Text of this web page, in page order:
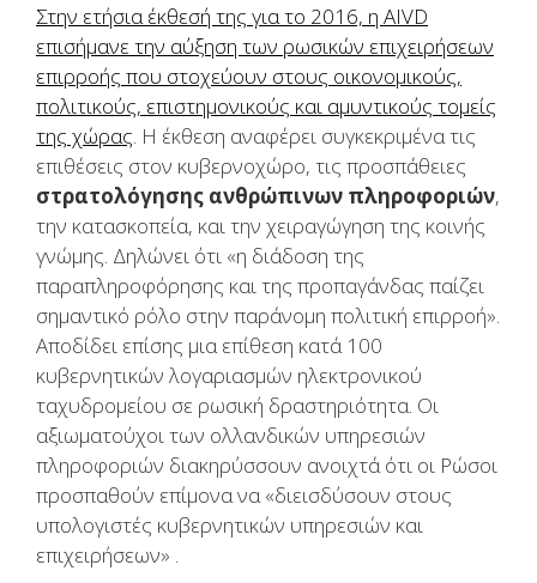
Στην ετήσια έκθεσή της για το 2016, η AIVD
επισήμανε την αύξηση των ρωσικών επιχειρήσεων
επιρροής που στοχεύουν στους οικονομικούς,
πολιτικούς, επιστημονικούς και αμυντικούς τομείς
της χώρας. Η έκθεση αναφέρει συγκεκριμένα τις
επιθέσεις στον κυβερνοχώρο, τις προσπάθειες
στρατολόγησης ανθρώπινων πληροφοριών,
την κατασκοπεία, και την χειραγώγηση της κοινής
γνώμης. Δηλώνει ότι «η διάδοση της
παραπληροφόρησης και της προπαγάνδας παίζει
σημαντικό ρόλο στην παράνομη πολιτική επιρροή».
Αποδίδει επίσης μια επίθεση κατά 100
κυβερνητικών λογαριασμών ηλεκτρονικού
ταχυδρομείου σε ρωσική δραστηριότητα. Οι
αξιωματούχοι των ολλανδικών υπηρεσιών
πληροφοριών διακηρύσσουν ανοιχτά ότι οι Ρώσοι
προσπαθούν επίμονα να «διεισδύσουν στους
υπολογιστές κυβερνητικών υπηρεσιών και
επιχειρήσεων» .